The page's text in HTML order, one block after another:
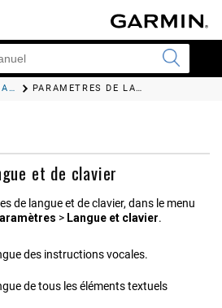
PARAMÈTRES PARAMÈTRES DE LANGUE ET DE CLAVIER
et de clavier
de langue et de clavier, dans le menu
> Langue et clavier.
des instructions vocales.
de tous les éléments textuels